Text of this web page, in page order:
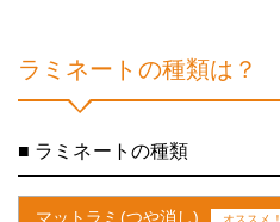
ラミネートの種類は？
■ ラミネートの種類
マットラミ(つや消し)